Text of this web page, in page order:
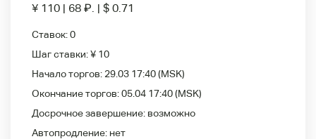
¥ 110 | 68 ₽ | $ 0.71
Ставок:0
Шаг ставки:¥ 10
Начало торгов: 29.03 17:40(MSK)
Окончание торгов:05.04 17:40(MSK)
Досрочное завершение: возможно
Автопродление: нет